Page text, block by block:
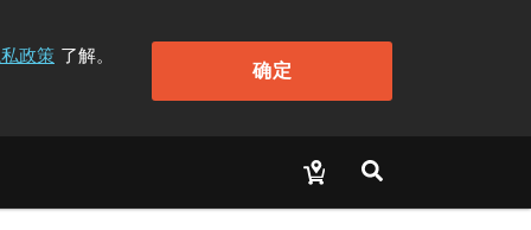
政策 了解。
确定